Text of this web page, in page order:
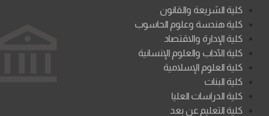
كلية الشريعة والقانون
كلية هندسة وعلوم الحاسوب
كلية الإدارة والاقتصاد
كلية الآداب والعلوم الإنسانية
كلية العلوم الإسلامية
كلية البنات
كلية الدراسات العليا
كلية التعليم عن بعد